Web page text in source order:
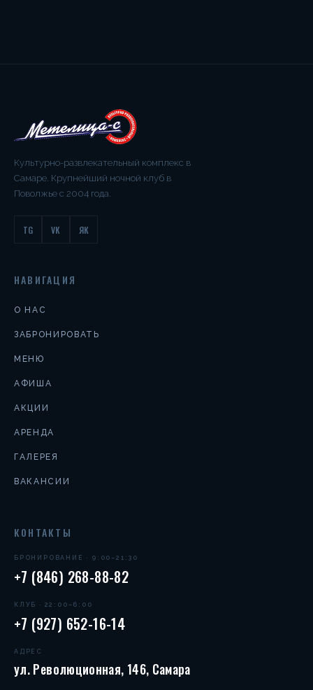
Культурно-развлекательный комплекс в
Самаре. Крупнейший ночной клуб в
Поволжье с 2004 года.
TG VK ЯК
НАВИГАЦИЯ
О НАС
ЗАБРОНИРОВАТЬ
МЕНЮ
АФИША
АКЦИИ
АРЕНДА
ГАЛЕРЕЯ
ВАКАНСИИ
КОНТАКТЫ
БРОНИРОВАНИЕ · 9:00–21:30
+7 (846) 268-88-82
КЛУБ · 22:00–6:00
+7 (927) 652-16-14
АДРЕС
ул. Революционная, 146, Самара